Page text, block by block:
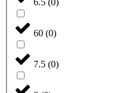
60 (0)
7.5 (0)